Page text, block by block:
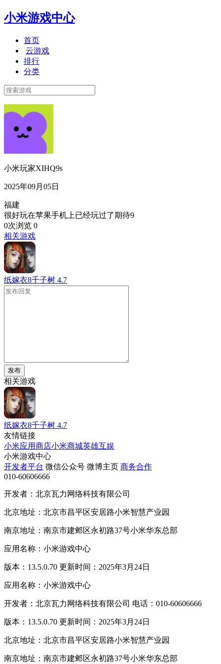
小米游戏中心
首页
云游戏
排行
分类
小米玩家XIHQ9s
2025年09月05日
福建
很好玩在苹果手机上已经玩过了期待9
0次浏览 0
相关游戏
纸嫁衣8千子树 4.7
发布
相关游戏
纸嫁衣8千子树 4.7
友情链接
小米应用商店小米商城英雄互娱
小米游戏中心
开发者平台 微信公众号 微博主页 商务合作
010-60606666
开发者：北京瓦力网络科技有限公司
北京地址：北京市昌平区安居路小米智慧产业园
南京地址：南京市建邺区永初路37号小米华东总部
应用名称：小米游戏中心
版本：13.5.0.70 更新时间：2025年3月24日
应用名称：小米游戏中心
开发者：北京瓦力网络科技有限公司 电话：010-60606666
版本：13.5.0.70 更新时间：2025年3月24日
北京地址：北京市昌平区安居路小米智慧产业园
南京地址：南京市建邺区永初路37号小米华东总部